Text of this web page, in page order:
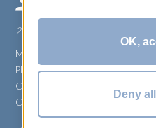
270 Rue Thérèse Planiol - 37310
Mentions légales
Plan du site
Carrière
Conditions générales de vente
OK,
Deny